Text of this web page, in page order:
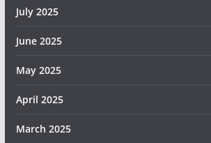
July 2025
June 2025
May 2025
April 2025
March 2025